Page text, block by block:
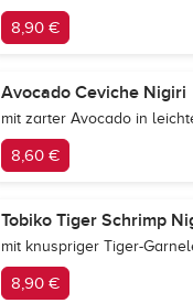
8,90 €
Avocado Ceviche Nigiri
mit zarter Avocado in
8,60 €
Tobiko Tiger Schrimp
mit knuspriger Tiger-
8,90 €